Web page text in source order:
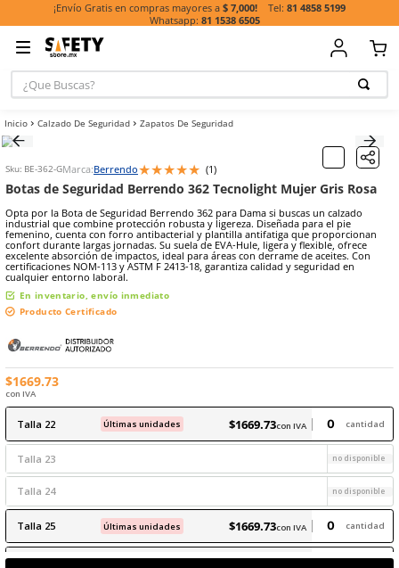
¡Envío Gratis en compras mayores a$ 7,000!
81 1538 6505
¿Que Buscas?
Sku: BE-362-GMarca:Berrendo★★★★★ (1)
Botas de Seguridad Berrendo 362 Tecnolight Mujer
Opta por la Bota de Seguridad Berrendo 362 para Dama si buscas
industrial que combine protección robusta y ligereza. Diseñada
femenino, cuenta con forro antibacterial y plantilla antifatiga que
confort durante largas jornadas. Su suela de EVA-Hule, ligera y
excelente absorción de impactos, ideal para áreas con derrame de
cualquier entorno laboral.
En inventario, envío inmediato
Producto Certificado
$1669.73
con IVA
Talla Últimas unidades $1669 .73 con IVA
TÉRMINOS MÁS
BUSCADOS
1.
casco
2.
botas
3.
chalecos
8.
arnes
10. cascos